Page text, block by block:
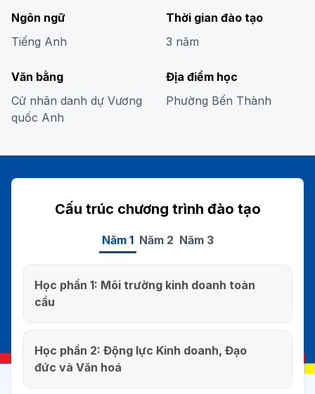
Ngôn ngữ
Tiếng Anh
Thời gian đào tạo
3 năm
Văn bằng
Cử nhân danh dự Vương
quốc Anh
Địa điểm học
Phường Bến Thành
Cấu trúc chương trình đào tạo
Năm 1 Năm 2 Năm 3
Học phần 1: Môi trường kinh doanh toàn
cầu
cầu, đồng thời khám phá chiều sâu quá trình
toàn cầu hóa và những biến số đa dạng đang
Học phần 2: Động lực Kinh doanh, Đạo
đức và Văn hoá